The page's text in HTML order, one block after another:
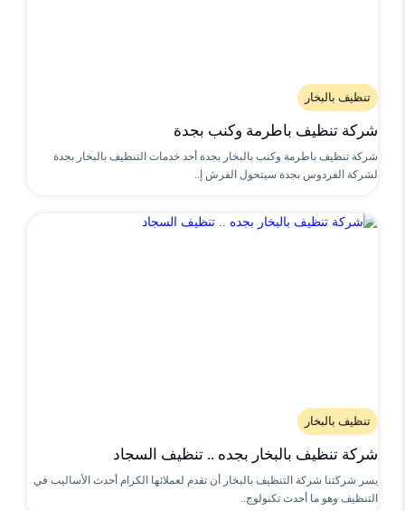
تنظيف بالبخار
شركة تنظيف باطرمة وكنب بجدة
شركة تنظيف باطرمة وكنب بالبخار بجدة أحد خدمات التنظيف بالبخار بجدة
لشركة الفردوس بجدة سيتحول الفرش إ..
تنظيف بالبخار
شركة تنظيف بالبخار بجده .. تنظيف السجاد
يسر شركتنا شركة التنظيف بالبخار أن تقدم لعملائها الكرام أحدث الأساليب في
التنظيف وهو ما أحدث تكنولوج..